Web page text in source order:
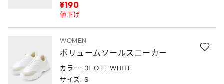
¥190
値下げ
WOMEN
ボリュームソールスニーカー
カラー: 01 OFF WHITE
サイズ: S